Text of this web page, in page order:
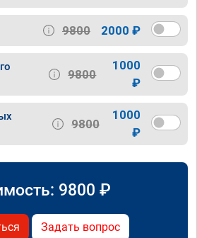
9800 2000 ₽
9800
1000
₽
9800
1000
₽
9800 ₽
Задать вопрос